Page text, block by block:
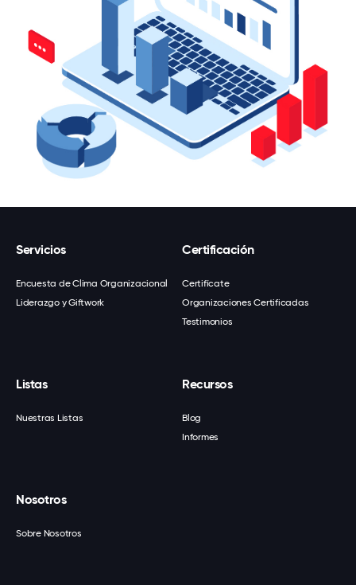
Servicios
Encuesta de Clima Organizacional
Liderazgo y Giftwork
Certificación
Certifícate
Organizaciones Certificadas
Testimonios
Listas
Nuestras Listas
Recursos
Blog
Informes
Nosotros
Sobre Nosotros